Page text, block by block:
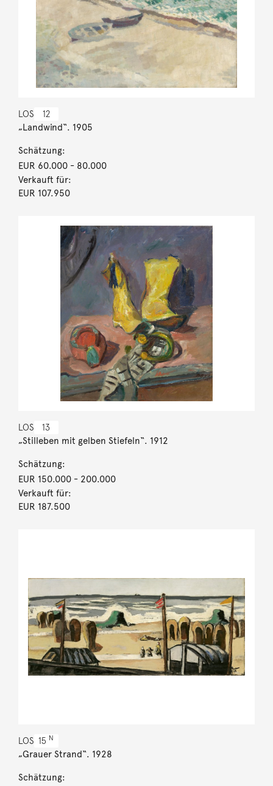
LOS 12
„Landwind“. 1905
Schätzung:
EUR 60.000- 80.000
Verkauft für:
EUR 107.950
LOS 13
„Stilleben mit gelben Stiefeln“. 1912
Schätzung:
EUR 150.000- 200.000
Verkauft für:
EUR 187.500
LOS 15 N
„Grauer Strand“. 1928
Schätzung: